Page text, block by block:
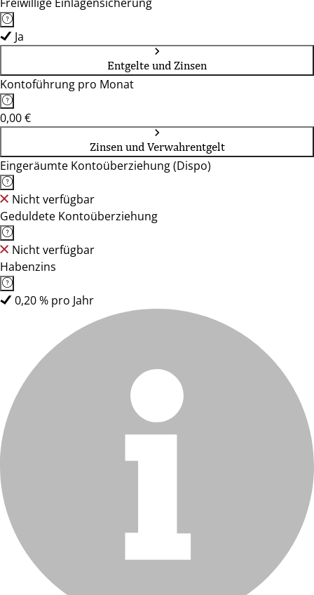
Ja
Entgelte und Zinsen
Kontoführung pro Monat
0,00 €
Zinsen und Verwahrentgelt
Eingeräumte Kontoüberziehung (Dispo)
Nicht verfügbar
Geduldete Kontoüberziehung
Nicht verfügbar
Habenzins
0,20 % pro Jahr